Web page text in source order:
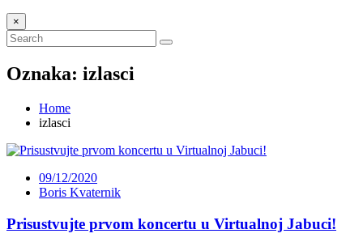
×
Oznaka: izlasci
Home
izlasci
09/12/2020
Boris Kvaternik
Prisustvujte prvom koncertu u Virtualnoj Jabuci!